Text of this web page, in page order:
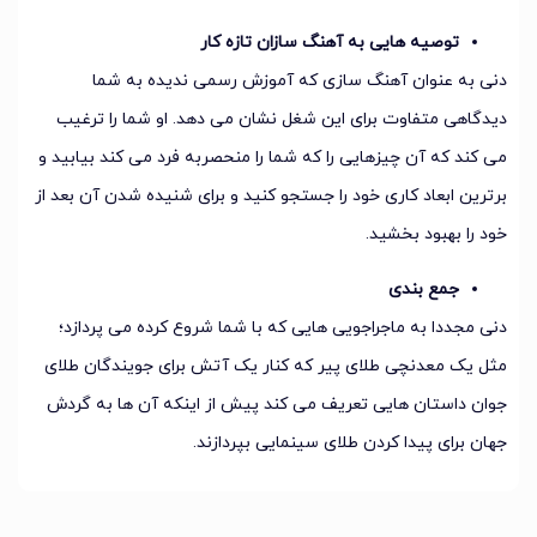
توصیه هایی به آهنگ سازان تازه کار
دنی به عنوان آهنگ سازی که آموزش رسمی ندیده به شما
دیدگاهی متفاوت برای این شغل نشان می دهد. او شما را ترغیب
می کند که آن چیزهایی را که شما را منحصربه فرد می کند بیابید و
برترین ابعاد کاری خود را جستجو کنید و برای شنیده شدن آن بعد از
خود را بهبود بخشید.
جمع بندی
دنی مجددا به ماجراجویی هایی که با شما شروع کرده می پردازد؛
مثل یک معدنچی طلای پیر که کنار یک آتش برای جویندگان طلای
جوان داستان هایی تعریف می کند پیش از اینکه آن ها به گردش
جهان برای پیدا کردن طلای سینمایی بپردازند.